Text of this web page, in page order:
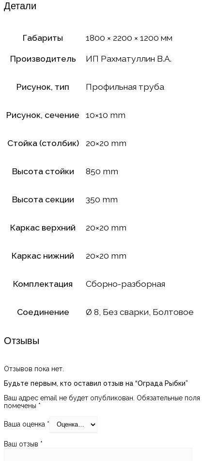
Детали
Габариты 1800 × 2200 × 1200 мм
Производитель ИП Рахматуллин В.А.
Рисунок, тип Профильная труба
Рисунок, сечение 10×10 mm
Стойка (столбик) 20×20 mm
Высота стойки 850 mm
Высота секции 350 mm
Каркас верхний 20×20 mm
Каркас нижний 20×20 mm
Комплектация Сборно-разборная
Соединение Ø 8, Без сварки, Болтовое
Отзывы
Отзывов пока нет.
Будьте первым, кто оставил отзыв на “Ограда Рыбки”
Ваш адрес email не будет опубликован. Обязательные поля
помечены *
Ваша оценка *
Ваш отзыв *